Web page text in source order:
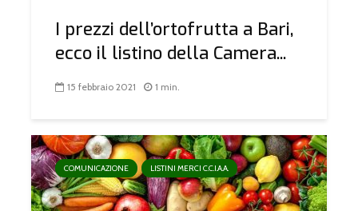
I prezzi dell’ortofrutta a Bari,
ecco il listino della Camera...
15 febbraio 2021 1 min.
COMUNICAZIONE LISTINI MERCI C.C.I.A.A.